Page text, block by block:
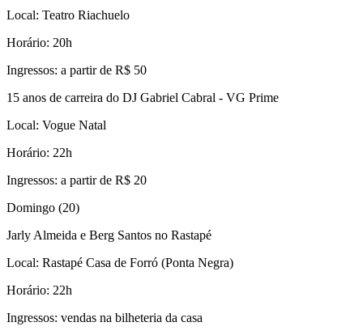
Local: Teatro Riachuelo
Horário: 20h
Ingressos: a partir de R$ 50
15 anos de carreira do DJ Gabriel Cabral - VG Prime
Local: Vogue Natal
Horário: 22h
Ingressos: a partir de R$ 20
Domingo (20)
Jarly Almeida e Berg Santos no Rastapé
Local: Rastapé Casa de Forró (Ponta Negra)
Horário: 22h
Ingressos: vendas na bilheteria da casa